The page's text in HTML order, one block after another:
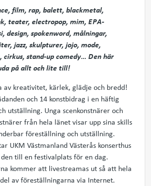
film, rap, balett, blackmetal,
teater, electropop, mim, EPA-
design, spokenword, målningar,
jazz, skulpturer, jojo, mode,
cirkus, stand-up comedy… Den här
på allt och lite till!
kreativitet, kärlek, glädje och bredd!
och 14 konstbidrag i en häftig
utställning. Unga scenkonstnärer och
från hela länet visar upp sina skills
föreställning och utställning.
UKM Västmanland Västerås konserthus
till en festivalplats för en dag.
kommer att livestreamas ut så att hela
av föreställningarna via Internet.